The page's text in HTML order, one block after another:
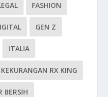
FASHION
GEN Z
ITALIA
KEKURANGAN RX KING
BERSIH